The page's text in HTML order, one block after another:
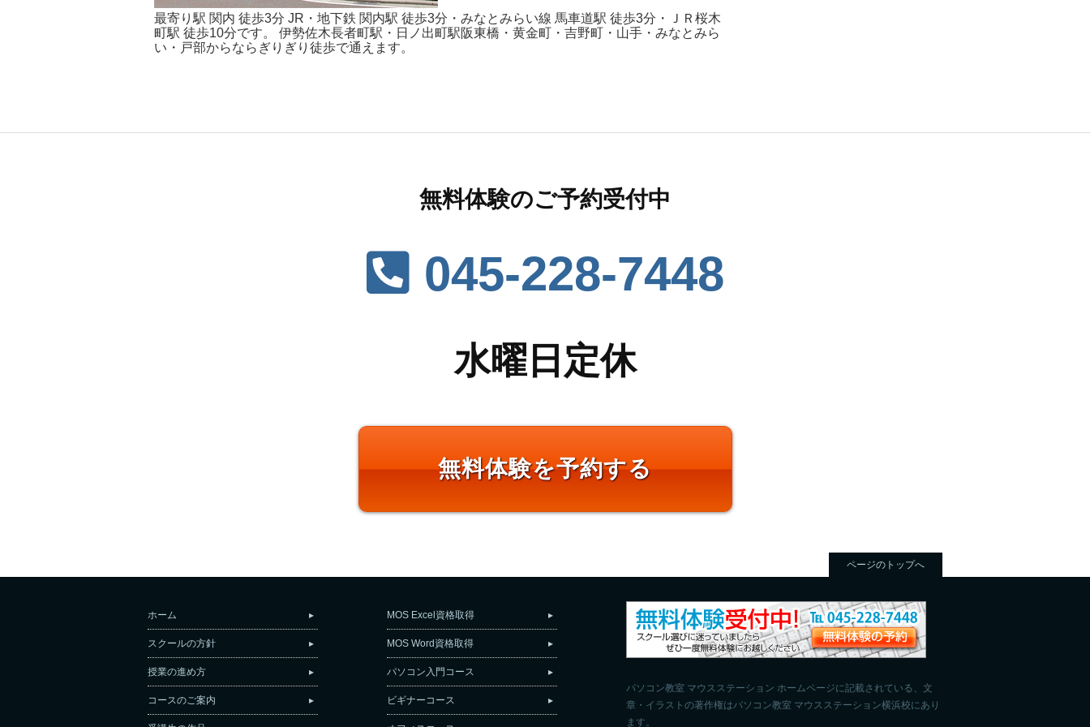
最寄り駅 関内 徒歩3分 JR・地下鉄 関内駅 徒歩3分・みなとみらい線 馬車道駅 徒歩3分・ＪＲ桜木
町駅 徒歩10分です。 伊勢佐木長者町駅・日ノ出町駅阪東橋・黄金町・吉野町・山手・みなとみら
い・戸部からならぎりぎり徒歩で通えます。
無料体験のご予約受付中
045-228-7448
水曜日定休
無料体験を予約する
ページのトップへ
ホーム
スクールの方針
授業の進め方
コースのご案内
MOS Excel資格取得
MOS Word資格取得
パソコン入門コース
ビギナーコース
パソコン教室 マウスステーション ホームページに記載されている、文
章・イラストの著作権はパソコン教室 マウスステーション横浜校にあり
ます。